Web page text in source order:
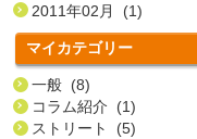
2011年02月 (1)
マイカテゴリー
一般 (8)
コラム紹介 (1)
ストリート (5)